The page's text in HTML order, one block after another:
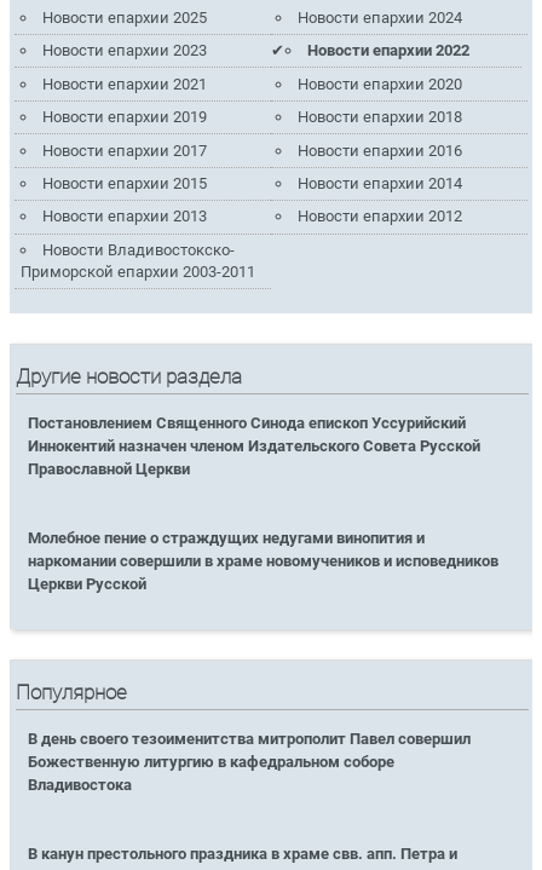
Новости епархии 2025
Новости епархии 2024
Новости епархии 2023
Новости епархии 2022
Новости епархии 2021
Новости епархии 2020
Новости епархии 2019
Новости епархии 2018
Новости епархии 2017
Новости епархии 2016
Новости епархии 2015
Новости епархии 2014
Новости епархии 2013
Новости епархии 2012
Новости Владивостокско-
Приморской епархии 2003-2011
Другие новости раздела
Постановлением Священного Синода епископ Уссурийский
Иннокентий назначен членом Издательского Совета Русской
Православной Церкви
Молебное пение о страждущих недугами винопития и
наркомании совершили в храме новомучеников и исповедников
Церкви Русской
Популярное
В день своего тезоименитства митрополит Павел совершил
Божественную литургию в кафедральном соборе
Владивостока
В канун престольного праздника в храме свв. апп. Петра и